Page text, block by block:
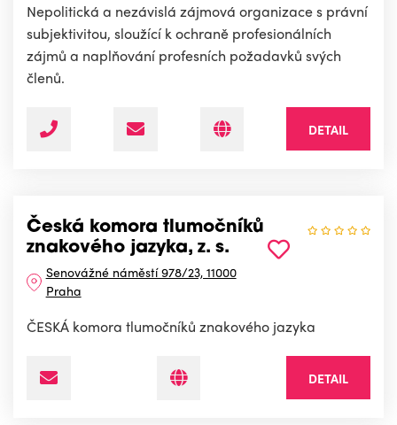
Nepolitická a nezávislá zájmová organizace s právní
subjektivitou, sloužící k ochraně profesionálních
zájmů a naplňování profesních požadavků svých
členů.
DETAIL
Česká komora tlumočníků
znakového jazyka, z. s.
Senovážné náměstí 978/23, 11000
Praha
ČESKÁ komora tlumočníků znakového jazyka
DETAIL